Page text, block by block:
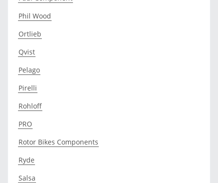
Phil Wood
Ortlieb
Qvist
Pelago
Pirelli
Rohloff
PRO
Rotor Bikes Components
Ryde
Salsa